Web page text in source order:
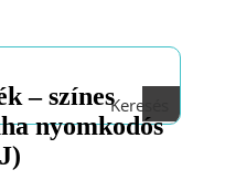
Keresés
– színes
nyomkodós